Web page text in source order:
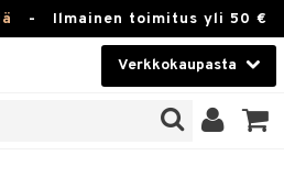
- Ilmainen toimitus yli 50 €
Verkkokaupasta